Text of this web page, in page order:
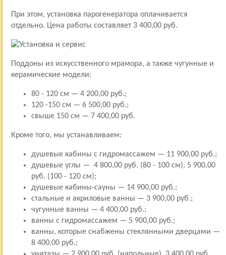
При этом, установка парогенератора оплачивается
отдельно. Цена работы составляет 3 400,00 руб.
Поддоны из искусственного мрамора, а также чугунные и
керамические модели:
80 - 120 см — 4 200,00 руб.;
120 -150 см — 6 500,00 руб.;
свыше 150 см — 7 400,00 руб.
Кроме того, мы устанавливаем:
душевые кабины с гидромассажем — 11 900,00 руб.;
душевые углы — 4 800,00 руб. (80 - 100 см), 5 900,00
руб. (100 - 120 см);
душевые кабины-сауны — 14 900,00 руб.;
стальные и акриловые ванны — 3 900,00 руб.;
чугунные ванны — 4 400,00 руб.;
ванны с гидромассажем — 5 900,00 руб.;
ванны, которые снабжены стеклянными дверцами —
8 400,00 руб.;